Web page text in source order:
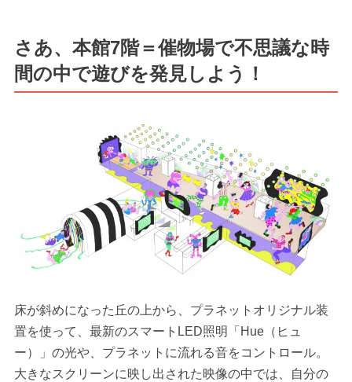
さあ、本館7階＝催物場で不思議な時
間の中で遊びを発見しよう！
床が斜めになった丘の上から、プラネットオリジナル装
置を使って、最新のスマートLED照明「Hue（ヒュ
ー）」の光や、プラネットに流れる音をコントロール。
大きなスクリーンに映し出された映像の中では、自分の